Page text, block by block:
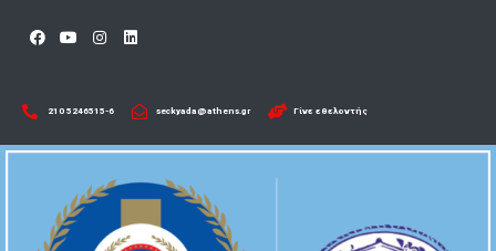
210 5246515-6​ seckyada@athens.gr Γίνε εθελοντής